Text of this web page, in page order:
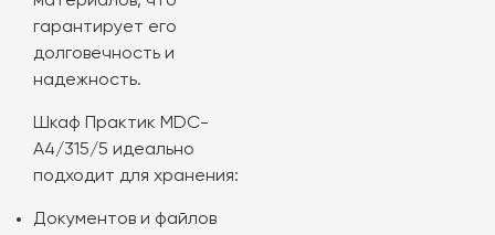
гарантирует его
долговечность и
надежность.
Шкаф Практик MDC-
A4/315/5 идеально
подходит для хранения:
Документов и файлов